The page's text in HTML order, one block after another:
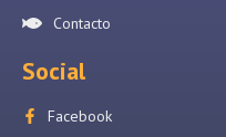
Contacto
Social
Facebook